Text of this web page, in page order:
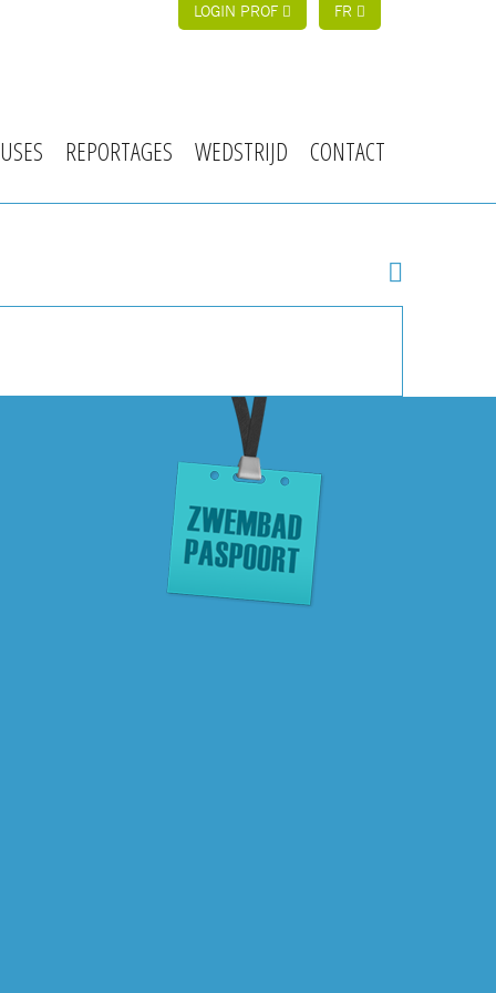
LOGIN PROF FR
REPORTAGES WEDSTRIJD CONTACT